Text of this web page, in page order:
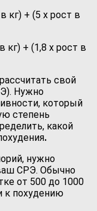
кг) + (5 x рост в
кг) + (1,8 x рост в
свой
Нужно
который
степень
какой
.
нужно
СРЭ. Обычно
от 500 до 1000
к похудению